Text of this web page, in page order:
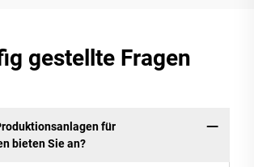
gestellte Fragen
für
bieten Sie an?